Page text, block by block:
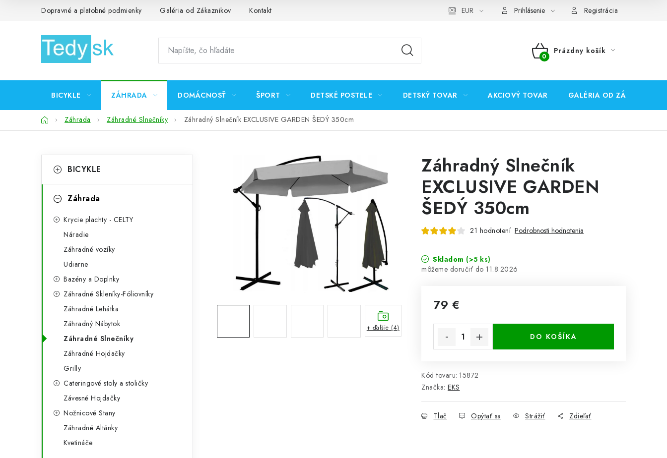
Dopravné a platobné podmienky Galéria od Zákaznikov Kontakt EUR Prihlásenie Registrácia
NÁKUPNÝ
Prázdny košík
BICYKLE ZÁHRADA DOMÁCNOSŤ ŠPORT DETSKÉ POSTELE DETSKÝ TOVAR AKCIOVÝ TOVAR GALÉRIA OD ZÁKAZNÍKOV
DomovZáhrada Záhradné Slnečníky Záhradný Slnečník EXCLUSIVE GARDEN ŠEDÝ 350cm
o
l
kategórie
a
BICYKLE
Záhrada
Krycie plachty - CELTY
Náradie
Záhradné vozíky
Udiarne
Bazény a Doplnky
Záhradné Skleníky-Fóliovníky
Záhradné Lehátka
Záhradný Nábytok
Záhradné Slnečníky
Záhradné Hojdačky
Grilly
Cateringové stoly a stoličky
Závesné Hojdačky
Nožnicové Stany
Záhradné Altánky
Kvetináče
Záhradný Slnečník
EXCLUSIVE GARDEN
ŠEDÝ 350cm
21 hodnotení Podrobnosti hodnotenia
Skladom (>5 ks)
11.8.2026
79 €
DO KOŠÍKA
Kód tovaru: 15872
Značka: EKS
Tlač Opýtať sa Strážiť Zdieľať
+ ďalšie (4)